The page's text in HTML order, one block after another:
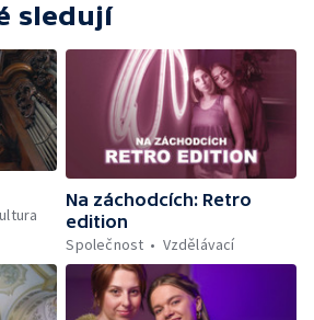
sledují
Na záchodcích: Retro
edition
Společnost
Vzdělávací